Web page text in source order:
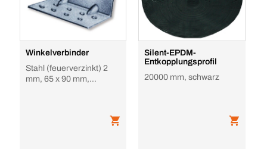
Winkelverbinder
Stahl (feuerverzinkt) 2
mm, 65 x 90 mm,
Silent-EPDM-
Entkopplungsprofil
20000 mm, schwarz